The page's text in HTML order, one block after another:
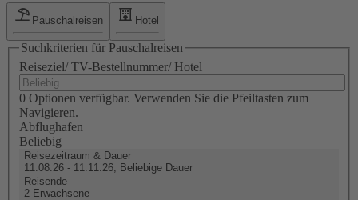
Pauschalreisen Hotel
Suchkriterien für Pauschalreisen
Reiseziel/ TV-Bestellnummer/ Hotel
0 Optionen verfügbar. Verwenden Sie die Pfeiltasten zum
Navigieren.
Abflughafen
Beliebig
Reisezeitraum & Dauer
11.08.26 - 11.11.26, Beliebige Dauer
Reisende
2 Erwachsene